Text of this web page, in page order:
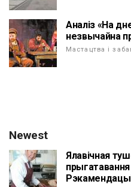
Аналіз «На
незвычайна
Мастацтва і
Newest
Ялавічная
прыгатавання